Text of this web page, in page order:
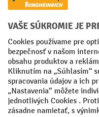
Creditcard (Master)
Faktúra
Sociálne siete
Facebook
YouTube
LinkedIn